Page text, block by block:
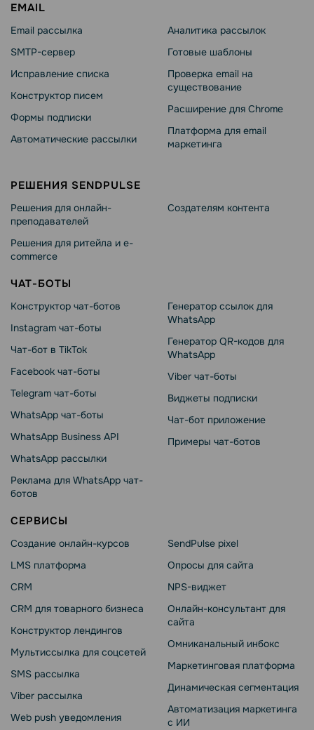
EMAIL
Email рассылка
SMTP-сервер
Исправление списка
Конструктор писем
Формы подписки
Автоматические рассылки
Аналитика рассылок
Готовые шаблоны
Проверка email на
существование
Расширение для Chrome
Платформа для email
маркетинга
РЕШЕНИЯ SENDPULSE
Решения для онлайн-
преподавателей
Решения для ритейла и e-
commerce
Создателям контента
ЧАТ-БОТЫ
Конструктор чат-ботов
Instagram чат-боты
Чат-бот в TikTok
Facebook чат-боты
Telegram чат-боты
WhatsApp чат-боты
WhatsApp Business API
WhatsApp рассылки
Реклама для WhatsApp чат-
ботов
Генератор ссылок для
WhatsApp
Генератор QR-кодов для
WhatsApp
Viber чат-боты
Виджеты подписки
Чат-бот приложение
Примеры чат-ботов
СЕРВИСЫ
Создание онлайн-курсов
LMS платформа
CRM
CRM для товарного бизнеса
Конструктор лендингов
Мультиссылка для соцсетей
SMS рассылка
Viber рассылка
Web push уведомления
SendPulse pixel
Опросы для сайта
NPS-виджет
Онлайн-консультант для
сайта
Омниканальный инбокс
Маркетинговая платформа
Динамическая сегментация
Автоматизация маркетинга
с ИИ